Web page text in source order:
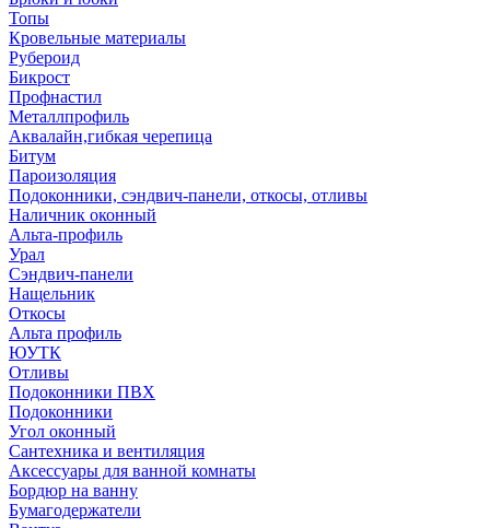
Топы
Кровельные материалы
Рубероид
Бикрост
Профнастил
Металлпрофиль
Аквалайн,гибкая черепица
Битум
Пароизоляция
Подоконники, сэндвич-панели, откосы, отливы
Наличник оконный
Альта-профиль
Урал
Сэндвич-панели
Нащельник
Откосы
Альта профиль
ЮУТК
Отливы
Подоконники ПВХ
Подоконники
Угол оконный
Сантехника и вентиляция
Аксессуары для ванной комнаты
Бордюр на ванну
Бумагодержатели